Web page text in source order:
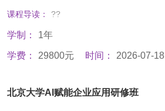
课程导读： ??
学制： 1年
学费： 29800元 时间： 2026-07-18
北京大学AI赋能企业应用研修班